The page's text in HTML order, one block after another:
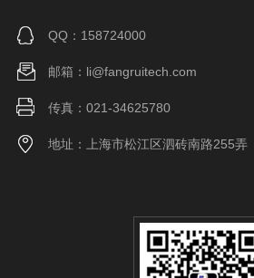
QQ：158724000
邮箱：li@fangruitech.com
传真：021-34625780
地址：上海市松江区泗砖南路255弄